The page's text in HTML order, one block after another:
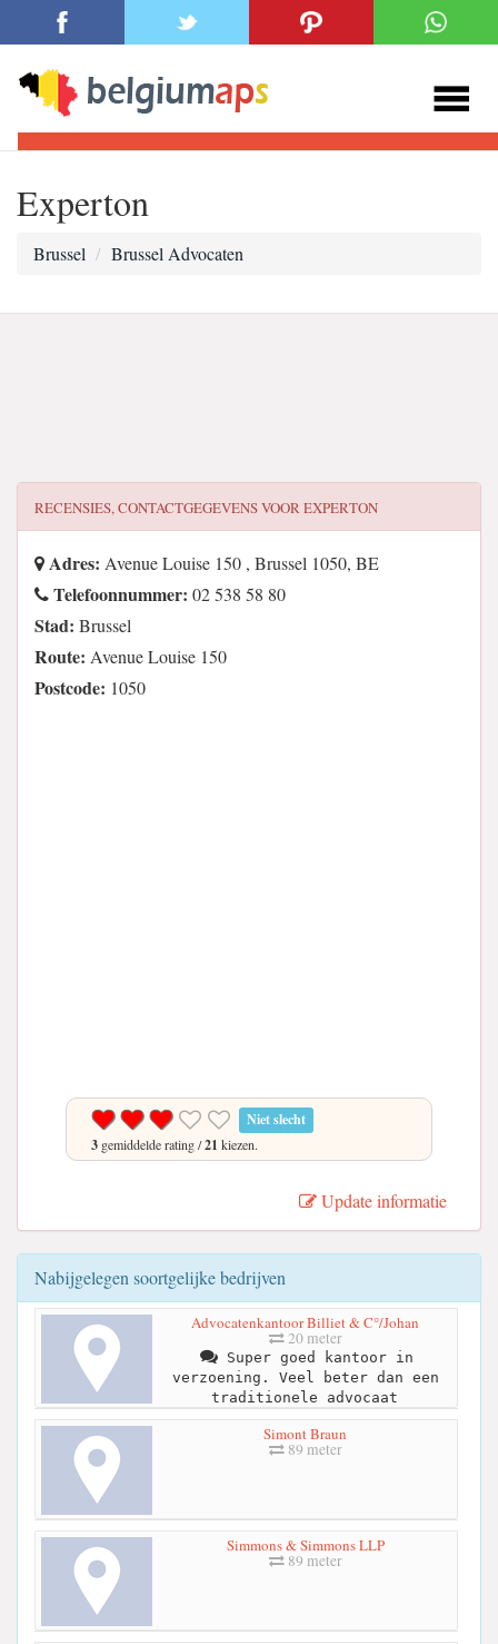
Experton
Brussel Brussel Advocaten
RECENSIES, CONTACTGEGEVENS VOOREXPERTON
Adres: Avenue Louise 150 , Brussel 1050, BE
Telefoonnummer: 02 538 58 80
Stad: Brussel
Route: Avenue Louise 150
Postcode: 1050
Niet slecht
3 gemiddelde rating /21 kiezen.
Update informatie
Nabijgelegen soortgelijke bedrijven
Advocatenkantoor Billiet & C°/Johan
20 meter
Super goed kantoor in
verzoening. Veel beter dan een
traditionele advocaat
Simont Braun
89 meter
Simmons & Simmons LLP
89 meter